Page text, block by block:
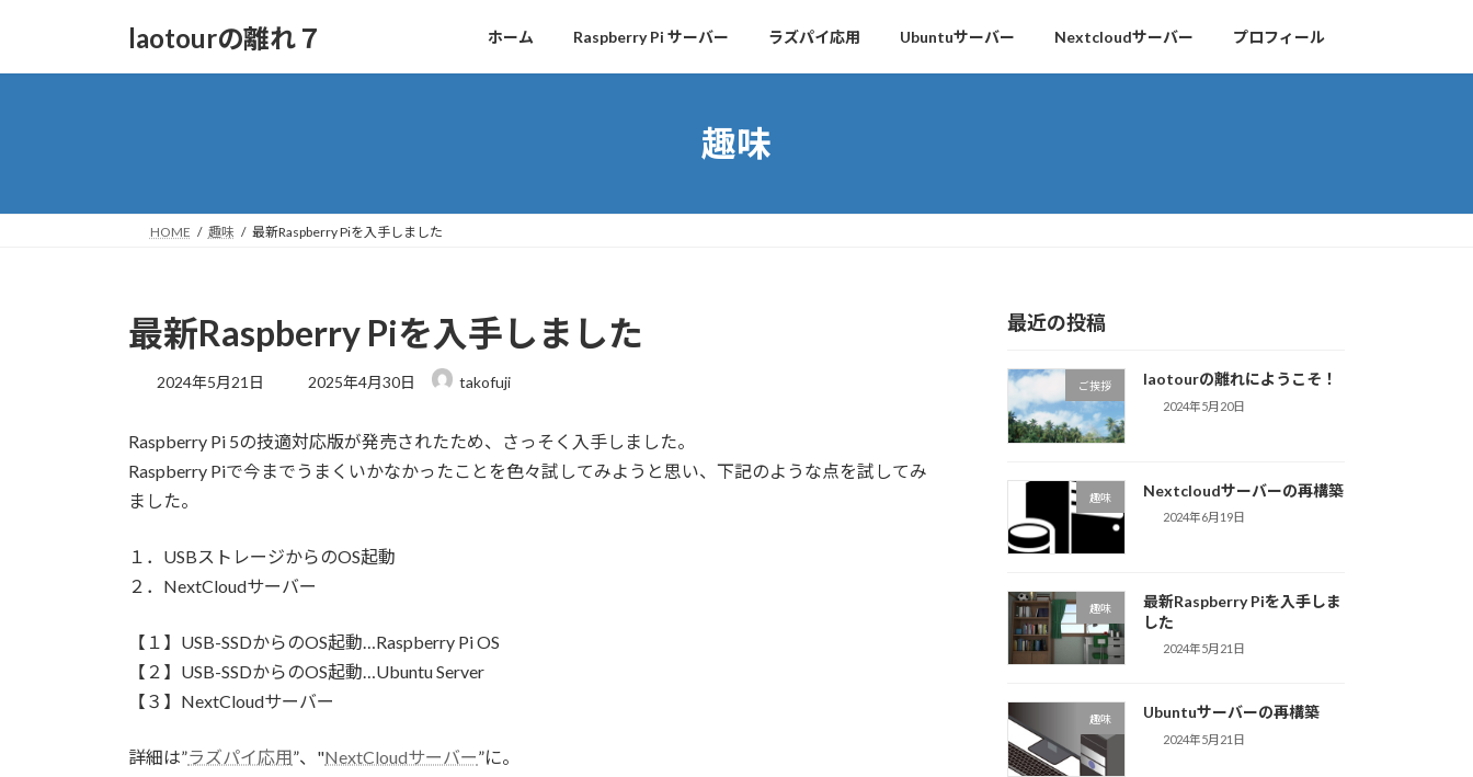
laotourの離れ７ ホーム Raspberry Pi サーバー ラズパイ応用 Ubuntuサーバー Nextcloudサーバー プロフィール
趣味
HOME 趣味 最新Raspberry Piを入手しました
最新Raspberry Piを入手しました
2024年5月21日
最
新
日
2025年4月30日 takofuji
Raspberry Pi 5の技適対応版が発売されたため、さっそく入手しました。
Raspberry Piで今までうまくいかなかったことを色々試してみようと思い、下記のような点を試してみ
ました。
１．USBストレージからのOS起動
２．NextCloudサーバー
【１】USB-SSDからのOS起動…Raspberry Pi OS
【２】USB-SSDからのOS起動…Ubuntu Server
【３】NextCloudサーバー
詳細は”ラズパイ応用”、"NextCloudサーバー”に。
最近の投稿
ご挨拶 laotourの離れにようこそ！
2024年5月20日
趣味 Nextcloudサーバーの再構築
2024年6月19日
趣味
最新Raspberry Piを入手しま
した
2024年5月21日
趣味 Ubuntuサーバーの再構築
2024年5月21日